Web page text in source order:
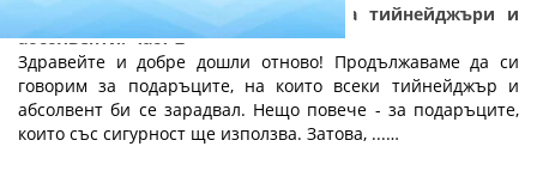
Практични и полезни подаръци за тийнейджъри и
абсолвенти: Част 2
Здравейте и добре дошли отново! Продължаваме да си
говорим за подаръците, на които всеки тийнейджър и
абсолвент би се зарадвал. Нещо повече - за подаръците,
които със сигурност ще използва. Затова, ...…